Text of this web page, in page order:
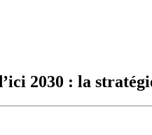
2030 : la